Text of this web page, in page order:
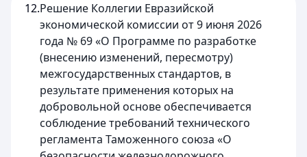
12.Решение Коллегии Евразийской
экономической комиссии от 9 июня 2026
года № 69 «О Программе по разработке
(внесению изменений, пересмотру)
межгосударственных стандартов, в
результате применения которых на
добровольной основе обеспечивается
соблюдение требований технического
регламента Таможенного союза «О